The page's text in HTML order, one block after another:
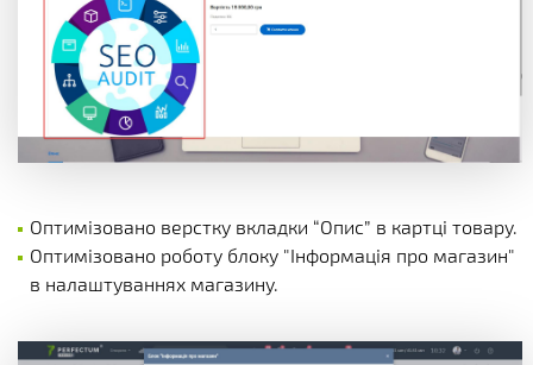
Оптимізовано верстку вкладки “Опис” в картці товару.
Оптимізовано роботу блоку "Інформація про магазин"
в налаштуваннях магазину.